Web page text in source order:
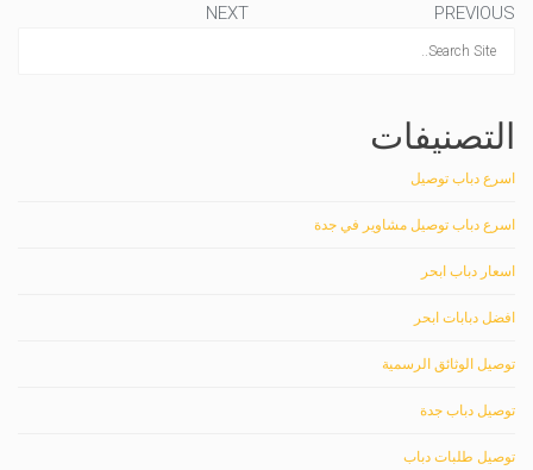
PREVIOUS
NEXT
التصنيفات
اسرع دباب توصيل
اسرع دباب توصيل مشاوير في جدة
اسعار دباب ابحر
افضل دبابات ابحر
توصيل الوثائق الرسمية
توصيل دباب جدة
توصيل طلبات دباب